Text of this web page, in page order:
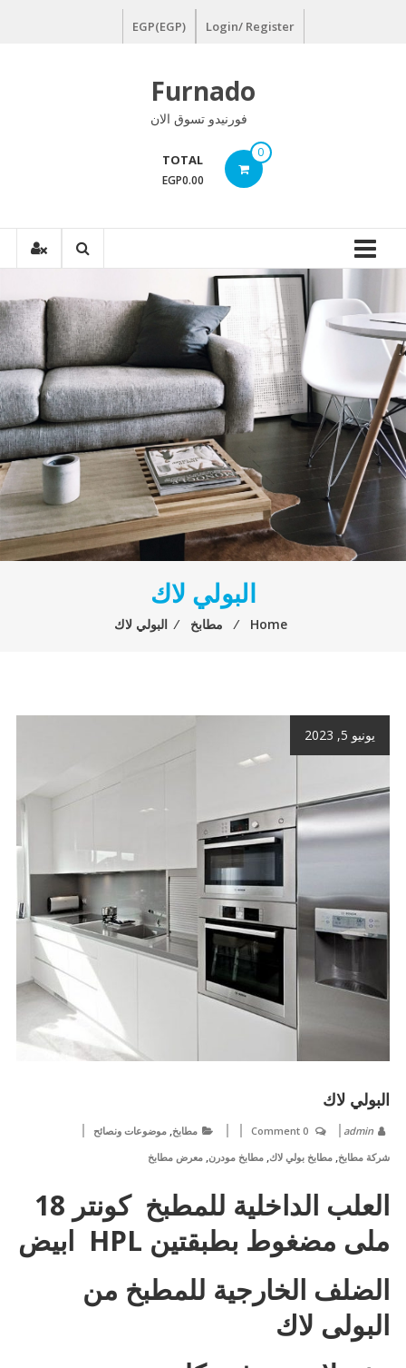
Login/ Register
EGP(EGP)
Furnado
فورنيدو تسوق الان
0
TOTAL
EGP0.00
البولي لاك
Home
⁄ مطابخ ⁄ البولي لاك
يونيو 5, 2023
البولي لاك
admin
0 Comment مطابخ, موضوعات ونصائح
شركة مطابخ, مطابخ بولي لاك, مطابخ مودرن, معرض مطابخ
العلب الداخلية للمطبخ كونتر 18
ملى مضغوط بطبقتين HPL ابيض
الضلف الخارجية للمطبخ من
البولى لاك